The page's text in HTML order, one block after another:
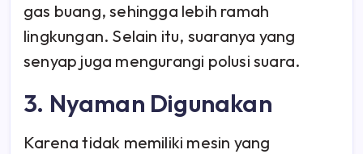
gas buang, sehingga lebih ramah
lingkungan. Selain itu, suaranya yang
senyap juga mengurangi polusi suara.
3. Nyaman Digunakan
Karena tidak memiliki mesin yang